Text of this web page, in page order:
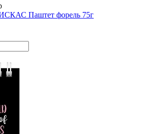
Паштет форель 75г